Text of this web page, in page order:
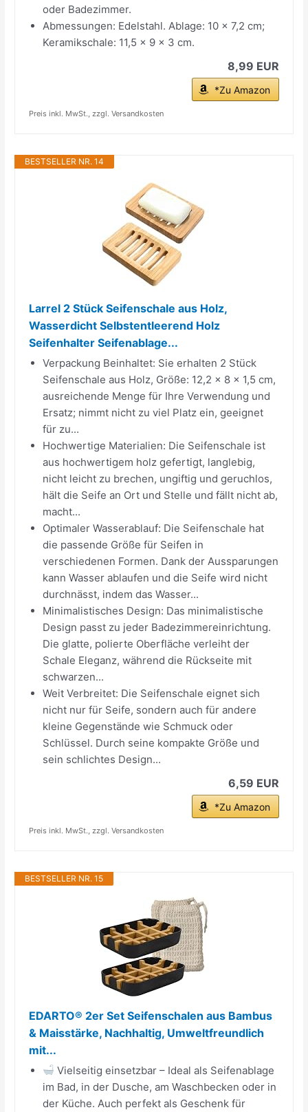
oder Badezimmer.
Abmessungen: Edelstahl. Ablage: 10 x 7,2 cm;
Keramikschale: 11,5 x 9 x 3 cm.
8,99 EUR
*Zu Amazon
Preis inkl. MwSt., zzgl. Versandkosten
BESTSELLER NR. 14
Larrel 2 Stück Seifenschale aus Holz,
Wasserdicht Selbstentleerend Holz
Seifenhalter Seifenablage...
Verpackung Beinhaltet: Sie erhalten 2 Stück
Seifenschale aus Holz, Größe: 12,2 x 8 x 1,5 cm,
ausreichende Menge für Ihre Verwendung und
Ersatz; nimmt nicht zu viel Platz ein, geeignet
für zu...
Hochwertige Materialien: Die Seifenschale ist
aus hochwertigem holz gefertigt, langlebig,
nicht leicht zu brechen, ungiftig und geruchlos,
hält die Seife an Ort und Stelle und fällt nicht ab,
macht...
Optimaler Wasserablauf: Die Seifenschale hat
die passende Größe für Seifen in
verschiedenen Formen. Dank der Aussparungen
kann Wasser ablaufen und die Seife wird nicht
durchnässt, indem das Wasser...
Minimalistisches Design: Das minimalistische
Design passt zu jeder Badezimmereinrichtung.
Die glatte, polierte Oberfläche verleiht der
Schale Eleganz, während die Rückseite mit
schwarzen...
Weit Verbreitet: Die Seifenschale eignet sich
nicht nur für Seife, sondern auch für andere
kleine Gegenstände wie Schmuck oder
Schlüssel. Durch seine kompakte Größe und
sein schlichtes Design...
6,59 EUR
*Zu Amazon
Preis inkl. MwSt., zzgl. Versandkosten
BESTSELLER NR. 15
EDARTO® 2er Set Seifenschalen aus Bambus
& Maisstärke, Nachhaltig, Umweltfreundlich
mit...
Vielseitig einsetzbar – Ideal als Seifenablage
im Bad, in der Dusche, am Waschbecken oder in
der Küche. Auch perfekt als Geschenk für